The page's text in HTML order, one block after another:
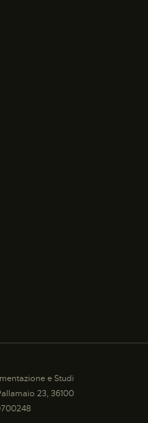
e Studi
23, 36100